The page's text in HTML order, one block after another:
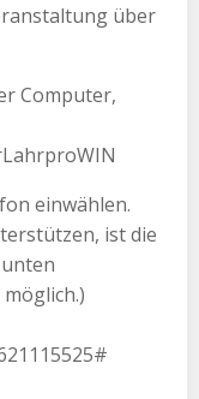
über
Computer,
einwählen.
ist die